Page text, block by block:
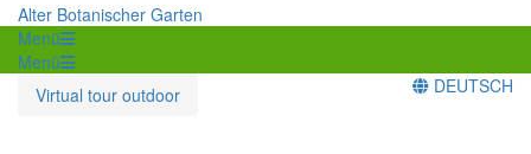
Alter Botanischer Garten
Menü
Menü
Virtual tour outdoor
DEUTSCH